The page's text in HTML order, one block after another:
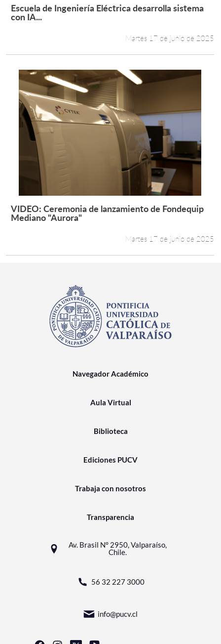
Leer más +
Escuela de Ingeniería Eléctrica desarrolla sistema
con IA...
Martes 17 de junio de 2025
Leer más +
VIDEO: Ceremonia de lanzamiento de Fondequip
Mediano "Aurora"
Martes 17 de junio de 2025
Navegador Académico
Aula Virtual
Biblioteca
Ediciones PUCV
Trabaja con nosotros
Transparencia
Av. Brasil N° 2950, Valparaíso,
Chile.
56 32 227 3000
info@pucv.cl